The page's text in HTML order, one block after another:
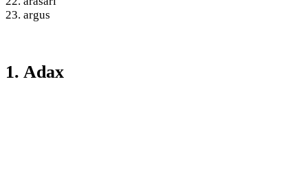
23. argus
1. Adax